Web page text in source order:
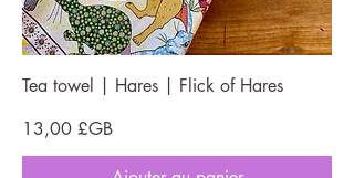
Tea towel | Hares | Flick of Hares
Prix
13,00 £GB